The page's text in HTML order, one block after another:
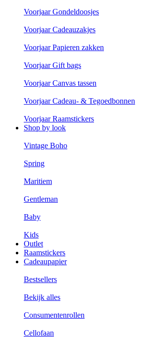
Voorjaar Gondeldoosjes
Voorjaar Cadeauzakjes
Voorjaar Papieren zakken
Voorjaar Gift bags
Voorjaar Canvas tassen
Voorjaar Cadeau- & Tegoedbonnen
Voorjaar Raamstickers
Shop by look
Vintage Boho
Spring
Maritiem
Gentleman
Baby
Kids
Outlet
Raamstickers
Cadeaupapier
Bestsellers
Bekijk alles
Consumentenrollen
Cellofaan